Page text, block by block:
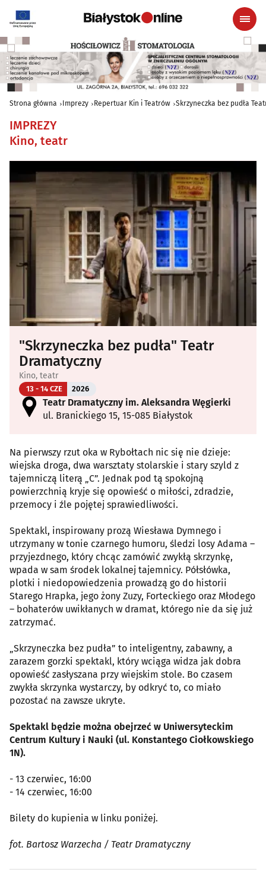
Strona główna Imprezy Repertuar Kin i Teatrów Skrzyneczka bez pudła
IMPREZY
Kino, teatr
"Skrzyneczka bez pudła" Teatr
Dramatyczny
Kino, teatr
13 - 14 CZE 2026
Teatr Dramatyczny im. Aleksandra Węgierki
ul. Branickiego 15, 15-085 Białystok
Na pierwszy rzut oka w Rybołtach nic się nie dzieje:
wiejska droga, dwa warsztaty stolarskie i stary szyld z
tajemniczą literą „C”. Jednak pod tą spokojną
powierzchnią kryje się opowieść o miłości, zdradzie,
przemocy i źle pojętej sprawiedliwości.
Spektakl, inspirowany prozą Wiesława Dymnego i
utrzymany w tonie czarnego humoru, śledzi losy Adama –
przyjezdnego, który chcąc zamówić zwykłą skrzynkę,
wpada w sam środek lokalnej tajemnicy. Półsłówka,
plotki i niedopowiedzenia prowadzą go do historii
Starego Hrapka, jego żony Zuzy, Forteckiego oraz Młodego
– bohaterów uwikłanych w dramat, którego nie da się już
zatrzymać.
„Skrzyneczka bez pudła” to inteligentny, zabawny, a
zarazem gorzki spektakl, który wciąga widza jak dobra
opowieść zasłyszana przy wiejskim stole. Bo czasem
zwykła skrzynka wystarczy, by odkryć to, co miało
pozostać na zawsze ukryte.
Spektakl będzie można obejrzeć w Uniwersyteckim
Centrum Kultury i Nauki (ul. Konstantego Ciołkowskiego
1N).
- 13 czerwiec, 16:00
- 14 czerwiec, 16:00
Bilety do kupienia w linku poniżej.
fot. Bartosz Warzecha / Teatr Dramatyczny